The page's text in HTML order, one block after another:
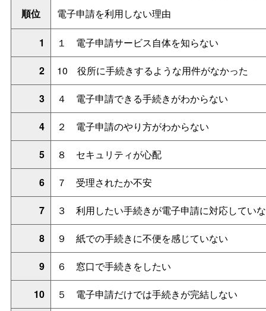
順位
電子申請を利用しない理由
1 １ 電子申請サービス自体を知らない
2 10 役所に手続きするような用件がなかった
3 ４ 電子申請できる手続きがわからない
4 ２ 電子申請のやり方がわからない
5 ８ セキュリティが心配
6 ７ 受理されたか不安
7 ３ 利用したい手続きが電子申請に対応してい
8 ９ 紙での手続きに不便を感じていない
9 ６ 窓口で手続きをしたい
10 ５ 電子申請だけでは手続きが完結しない